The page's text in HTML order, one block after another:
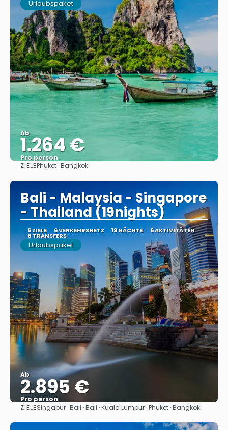
Urlaubspaket
Ab
1.264 €
Pro person
ZIELEPhuket · Bangkok
Bali - Malaysia - Singapore
- Thailand (19nights)
6 ZIELE 6 VERKEHRSNETZ 19 NÄCHTE 6 AKTIVITÄTEN
8 TRANSFERS
Urlaubspaket
Ab
2.895 €
Pro person
Sehen
ZIELESingapur · Bali · Bali · Kuala Lumpur · Phuket · Bangkok